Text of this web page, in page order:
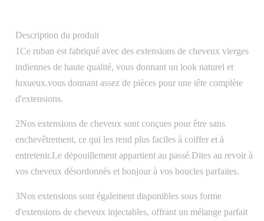
Description du produit
1Ce ruban est fabriqué avec des extensions de cheveux vierges
indiennes de haute qualité, vous donnant un look naturel et
luxueux.vous donnant assez de pièces pour une tête complète
d'extensions.
2Nos extensions de cheveux sont conçues pour être sans
enchevêtrement, ce qui les rend plus faciles à coiffer et à
entretenir.Le dépouillement appartient au passé.Dites au revoir à
vos cheveux désordonnés et bonjour à vos boucles parfaites.
3Nos extensions sont également disponibles sous forme
d'extensions de cheveux injectables, offrant un mélange parfait